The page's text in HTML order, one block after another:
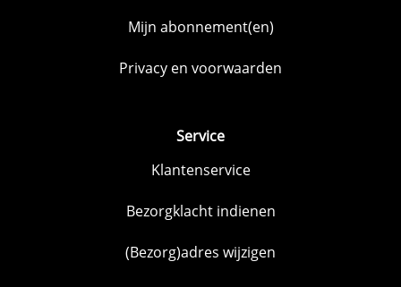
Mijn abonnement(en)
Privacy en voorwaarden
Service
Klantenservice
Bezorgklacht indienen
(Bezorg)adres wijzigen